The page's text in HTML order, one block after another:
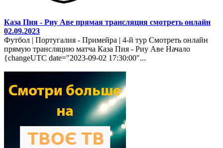
Каза Пия - Риу Аве прямая трансляция смотреть онлайн
02.09.2023
Футбол | Португалия - Примейра | 4-й тур Смотреть онлайн
прямую трансляцию матча Каза Пия - Риу Аве Начало
{changeUTC date="2023-09-02 17:30:00"...